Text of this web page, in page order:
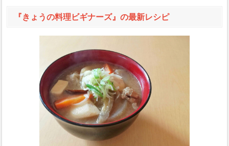
『きょうの料理ビギナーズ』の最新レシピ